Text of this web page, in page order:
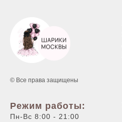
© Все права защищены
Режим работы:
Пн-Вс 8:00 - 21:00